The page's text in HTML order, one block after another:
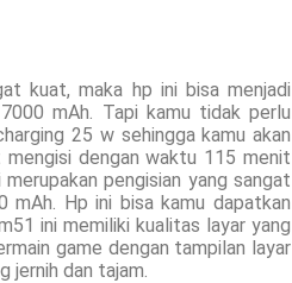
kuat, maka hp ini bisa menjadi
mAh
Tapi kamu tidak perlu
25 w sehingga kamu akan
dengan waktu 115 menit
merupakan pengisian yang sangat
mAh. Hp ini bisakamu dapatkan
ini memiliki kualitas layar yang
game dengan tampilan layar
jernih dan tajam.